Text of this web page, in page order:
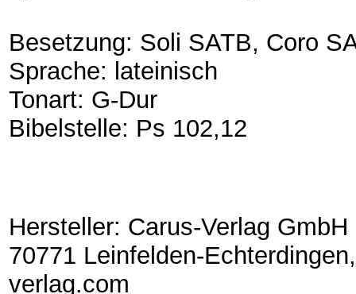
Besetzung: Soli SATB, Coro
Sprache: lateinisch
Tonart: G-Dur
Bibelstelle: Ps 102,12
Hersteller: Carus-Verlag
70771 Leinfelden-
verlag.com